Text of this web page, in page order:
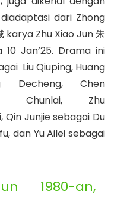
dari Zhong
karya Zhu Xiao Jun 朱
Jan’25. Drama ini
Liu Qiuping, Huang
Decheng, Chen
Chunlai, Zhu
Qin Junjie sebagai Du
dan Yu Ailei sebagai
1980-an,